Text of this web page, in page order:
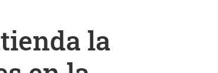
la